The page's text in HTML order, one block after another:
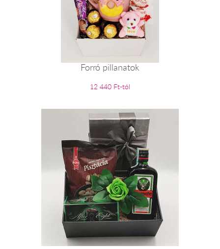
Forró pillanatok
12 440 Ft-tól